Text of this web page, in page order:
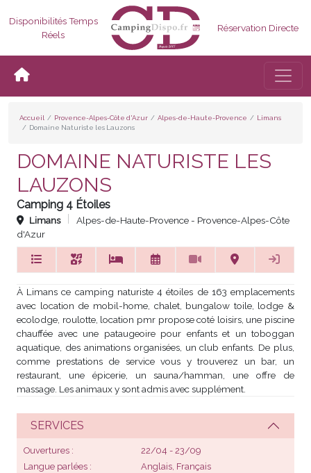
Disponibilités Temps
Réels
Réservation Directe
Accueil Provence-Alpes-Côte d'Azur Alpes-de-Haute-Provence
Limans
Domaine Naturiste les Lauzons
DOMAINE NATURISTE LES
LAUZONS
Camping 4 Étoiles
Limans
Alpes-de-Haute-Provence - Provence-Alpes-Côte
d'Azur
À Limans ce camping naturiste 4 étoiles de 163 emplacements
avec location de mobil-home, chalet, bungalow toile, lodge &
ecolodge, roulotte, location pmr propose coté loisirs, une piscine
chauffée avec une pataugeoire pour enfants et un toboggan
aquatique, des animations organisées, un club enfants. De plus,
comme prestations de service vous y trouverez un bar, un
restaurant, une épicerie, un sauna/hamman, une offre de
massage. Les animaux y sont admis avec supplément.
SERVICES
Ouvertures
22/04 - 23/09
Langue parlées
Anglais, Français